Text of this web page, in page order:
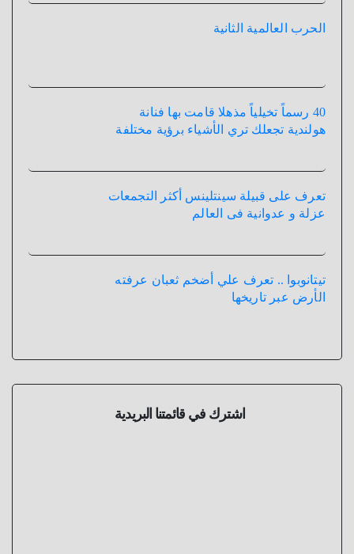
الحرب العالمية الثانية
40 رسماً تخيلياً مذهلا قامت بها فنانة
هولندية تجعلك تري الأشياء برؤية مختلفة
تعرف على قبيلة سينتلينس أكثر التجمعات
عزلة و عدوانية فى العالم
تيتانوبوا .. تعرف علي أضخم ثعبان عرفته
الأرض عبر تاريخها
اشترك في قائمتنا البريدية